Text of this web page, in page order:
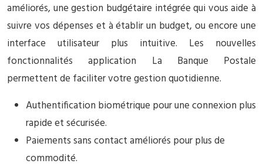
améliorés, une gestion budgétaire intégrée qui vous aide à
suivre vos dépenses et à établir un budget, ou encore une
interface utilisateur plus intuitive. Les nouvelles
fonctionnalités application La Banque Postale
permettent de faciliter votre gestion quotidienne.
Authentification biométrique pour une connexion plus
rapide et sécurisée.
Paiements sans contact améliorés pour plus de
commodité.